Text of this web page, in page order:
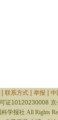
联系方式| 举报
中
证10120230008 京
学报社 All Rights